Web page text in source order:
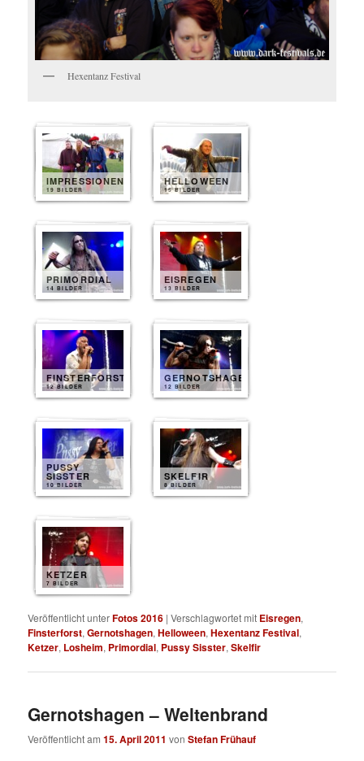
Hexentanz Festival
IMPRESSIONEN
19 BILDER
HELLOWEEN
15 BILDER
PRIMORDIAL
14 BILDER
EISREGEN
13 BILDER
FINSTERFORST
12 BILDER
GERNOTSHAGEN
12 BILDER
PUSSY
SISSTER
10 BILDER
SKELFIR
8 BILDER
KETZER
7 BILDER
Veröffentlicht unterFotos 2016 |Verschlagwortet mit Eisregen,
Finsterforst,Gernotshagen,Helloween,Hexentanz Festival,
Ketzer, Losheim, Primordial, Pussy Sisster,Skelfir
Gernotshagen – Weltenbrand
Veröffentlicht am15. April 2011 vonStefan Frühauf